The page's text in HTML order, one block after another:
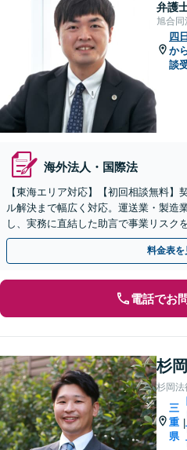
弁護
旭合
四
か
談
海外法人・国際法
【東海エリア対応】【初回相談無料】
ル解決まで幅広く対応。運送業・製造
し、実務に直結した助言で事業リスク
相談もお任せください【休日・夜間対
料金表を
電話でお
杉
杉岡法
三
重
県
|